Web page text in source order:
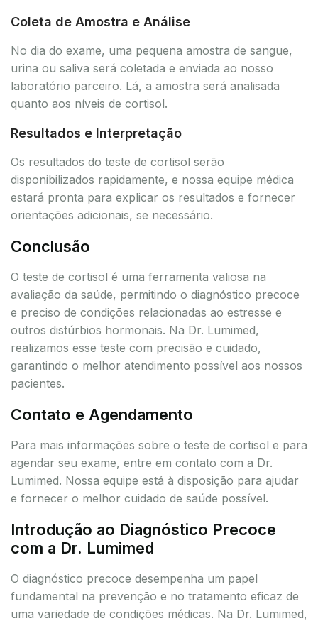
Coleta de Amostra e Análise
No dia do exame, uma pequena amostra de sangue,
urina ou saliva será coletada e enviada ao nosso
laboratório parceiro. Lá, a amostra será analisada
quanto aos níveis de cortisol.
Resultados e Interpretação
Os resultados do teste de cortisol serão
disponibilizados rapidamente, e nossa equipe médica
estará pronta para explicar os resultados e fornecer
orientações adicionais, se necessário.
Conclusão
O teste de cortisol é uma ferramenta valiosa na
avaliação da saúde, permitindo o diagnóstico precoce
e preciso de condições relacionadas ao estresse e
outros distúrbios hormonais. Na Dr. Lumimed,
realizamos esse teste com precisão e cuidado,
garantindo o melhor atendimento possível aos nossos
pacientes.
Contato e Agendamento
Para mais informações sobre o teste de cortisol e para
agendar seu exame, entre em contato com a Dr.
Lumimed. Nossa equipe está à disposição para ajudar
e fornecer o melhor cuidado de saúde possível.
Introdução ao Diagnóstico Precoce
com a Dr. Lumimed
O diagnóstico precoce desempenha um papel
fundamental na prevenção e no tratamento eficaz de
uma variedade de condições médicas. Na Dr. Lumimed,